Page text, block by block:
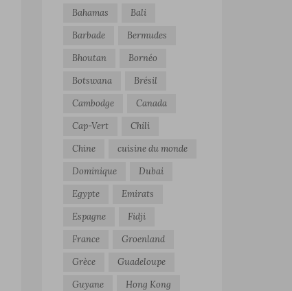
Bahamas
Bali
Barbade
Bermudes
Bhoutan
Bornéo
Botswana
Brésil
Cambodge
Canada
Cap-Vert
Chili
Chine
cuisine du monde
Dominique
Dubai
Egypte
Emirats
Espagne
Fidji
France
Groenland
Grèce
Guadeloupe
Guyane
Hong Kong